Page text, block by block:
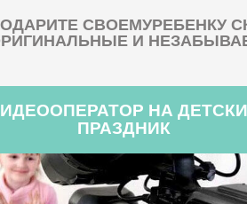
СВОЕМУРЕБЕНКУ
И
НА
ПРАЗДНИК